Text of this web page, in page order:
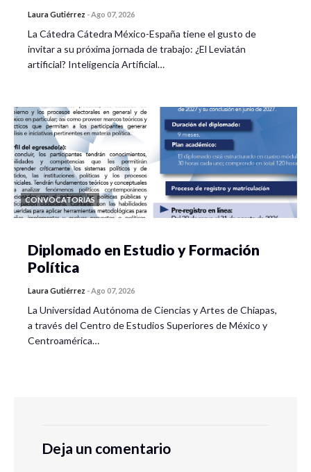
Laura Gutiérrez -Ago 07, 2026
La Cátedra Cátedra México-España tiene el gusto de
invitar a su próxima jornada de trabajo: ¿El Leviatán
artificial? Inteligencia Artificial…
CONVOCATORIAS
Diplomado en Estudio y Formación
Política
Laura Gutiérrez -Ago 07, 2026
La Universidad Autónoma de Ciencias y Artes de Chiapas,
a través del Centro de Estudios Superiores de México y
Centroamérica…
Deja un comentario